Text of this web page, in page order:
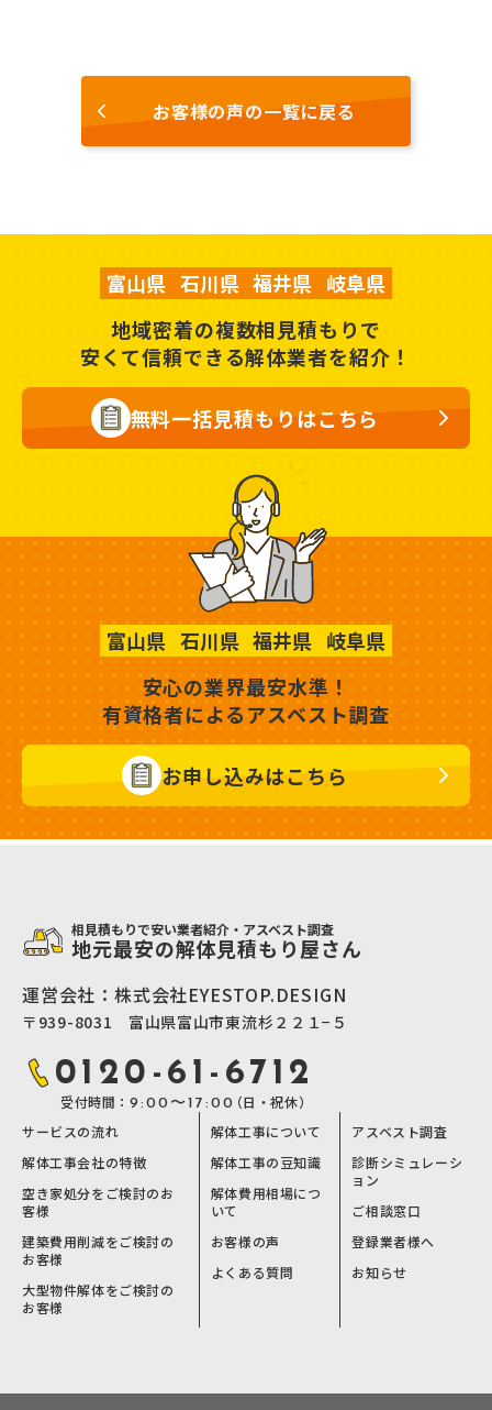
お客様の声の一覧に戻る
富山県 石川県 福井県 岐阜県
地域密着の複数相見積もりで
安くて信頼できる解体業者を紹介！
無料一括見積もりはこちら
富山県 石川県 福井県 岐阜県
安心の業界最安水準！
有資格者によるアスベスト調査
お申し込みはこちら
相見積もりで安い業者紹介・アスベスト調査
地元最安の解体見積もり屋さん
運営会社：株式会社EYESTOP.DESIGN
〒939-8031 富山県富山市東流杉２２１−５
0120-61-6712
受付時間： 9:00〜17:00（日・祝休）
サービスの流れ
解体工事会社の特徴
空き家処分をご検討のお
客様
建築費用削減をご検討の
お客様
大型物件解体をご検討の
お客様
解体工事について
解体工事の豆知識
解体費用相場につ
いて
お客様の声
よくある質問
アスベスト調査
診断シミュレーシ
ョン
ご相談窓口
登録業者様へ
お知らせ